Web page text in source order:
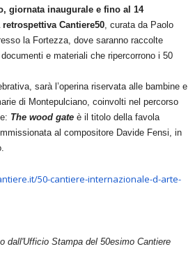
giornata inaugurale e fino al 14
retrospettiva Cantiere50 , curata da Paolo
la Fortezza, dove saranno raccolte
e materiali che ripercorrono i 50
sarà l’operina riservata alle bambine e
di Montepulciano, coinvolti nel percorso
The wood gate è il titolo della favola
al compositore Davide Fensi, in
50-cantiere-internazionale-d-arte-
dall'Ufficio Stampa del 50esimo Cantiere